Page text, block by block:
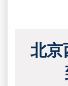
北京